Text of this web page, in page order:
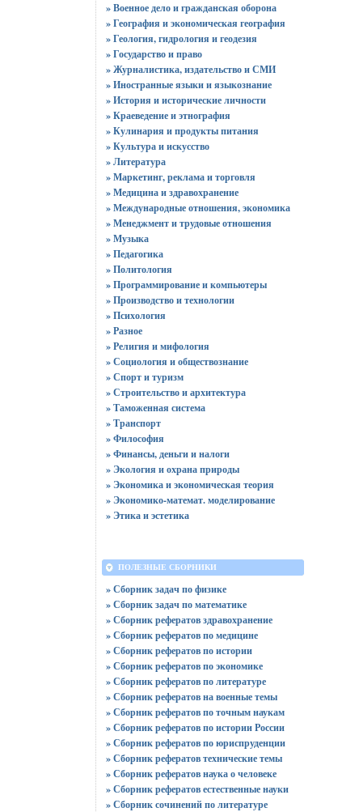
» Военное дело и гражданская оборона
» География и экономическая география
» Геология, гидрология и геодезия
» Государство и право
» Журналистика, издательство и СМИ
» Иностранные языки и языкознание
» История и исторические личности
» Краеведение и этнография
» Кулинария и продукты питания
» Культура и искусство
» Литература
» Маркетинг, реклама и торговля
» Медицина и здравохранение
» Международные отношения, экономика
» Менеджмент и трудовые отношения
» Музыка
» Педагогика
» Политология
» Программирование и компьютеры
» Производство и технологии
» Психология
» Разное
» Религия и мифология
» Социология и обществознание
» Спорт и туризм
» Строительство и архитектура
» Таможенная система
» Транспорт
» Философия
» Финансы, деньги и налоги
» Экология и охрана природы
» Экономика и экономическая теория
» Экономико-математ. моделирование
» Этика и эстетика
ПОЛЕЗНЫЕ СБОРНИКИ
» Сборник задач по физике
» Сборник задач по математике
» Сборник рефератов здравохранение
» Сборник рефератов по медицине
» Сборник рефератов по истории
» Сборник рефератов по экономике
» Сборник рефератов по литературе
» Сборник рефератов на военные темы
» Сборник рефератов по точным наукам
» Сборник рефератов по истории России
» Сборник рефератов по юриспруденции
» Сборник рефератов технические темы
» Сборник рефератов наука о человеке
» Сборник рефератов естественные науки
» Сборник сочинений по литературе